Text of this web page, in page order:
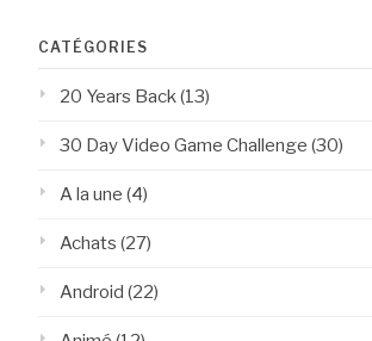
CATÉGORIES
20 Years Back (13)
30 Day Video Game Challenge (30)
A la une (4)
Achats (27)
Android (22)